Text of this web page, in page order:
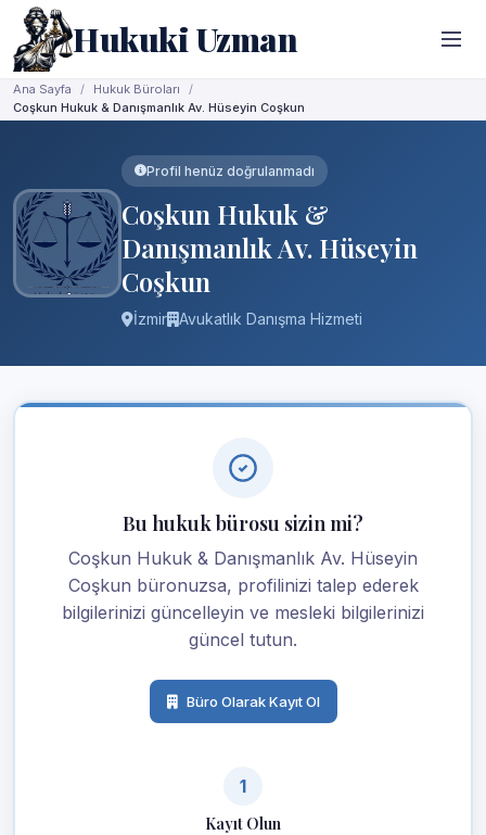
Hukuki Uzman
Ana Sayfa
Hukuk Büroları
Coşkun Hukuk & Danışmanlık Av. Hüseyin Coşkun
Profil henüz doğrulanmadı
Coşkun Hukuk &
Danışmanlık Av. Hüseyin
Coşkun
İzmir Avukatlık Danışma Hizmeti
Bu hukuk bürosu sizin mi?
Coşkun Hukuk & Danışmanlık Av. Hüseyin
Coşkun büronuzsa, profilinizi talep ederek
bilgilerinizi güncelleyin ve mesleki bilgilerinizi
güncel tutun.
Büro Olarak Kayıt Ol
1
Kayıt Olun